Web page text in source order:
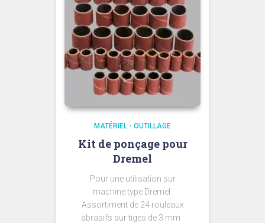
MATÉRIEL - OUTILLAGE
Kit de ponçage pour
Dremel
Pour une utilisation sur
machine type Dremel.
Assortiment de 24 rouleaux
abrasifs sur tiges de 3 mm :